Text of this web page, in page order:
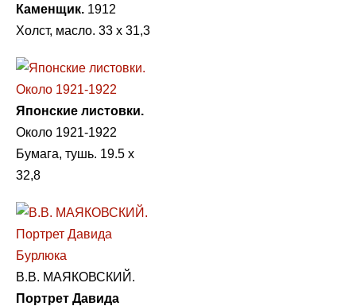
Каменщик. 1912
Холст, масло. 33 х 31,3
Японские листовки.
Около 1921-1922
Бумага, тушь. 19.5 х
32,8
B.B. МАЯКОВСКИЙ.
Портрет Давида